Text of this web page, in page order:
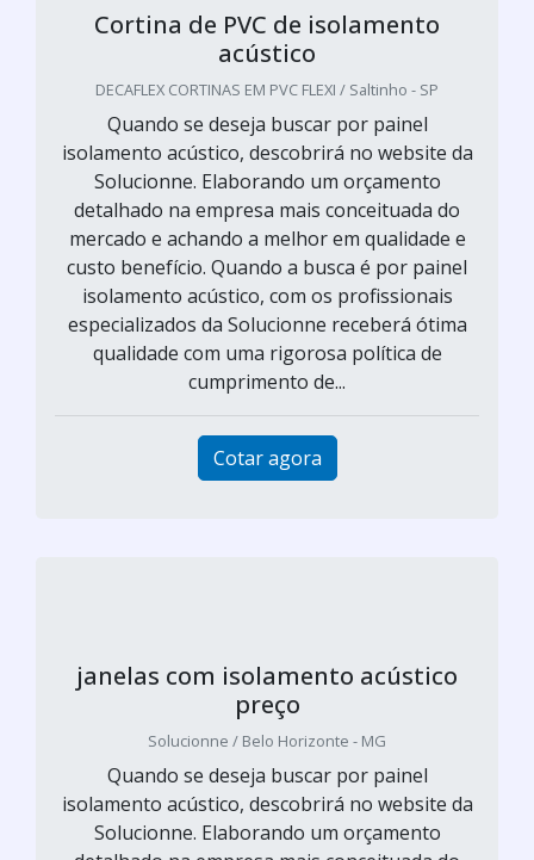
Cortina de PVC de isolamento
acústico
DECAFLEX CORTINAS EM PVC FLEXI / Saltinho - SP
Quando se deseja buscar por painel
isolamento acústico, descobrirá no website da
Solucionne. Elaborando um orçamento
detalhado na empresa mais conceituada do
mercado e achando a melhor em qualidade e
custo benefício. Quando a busca é por painel
isolamento acústico, com os profissionais
especializados da Solucionne receberá ótima
qualidade com uma rigorosa política de
cumprimento de...
Cotar agora
janelas com isolamento acústico
preço
Solucionne / Belo Horizonte - MG
Quando se deseja buscar por painel
isolamento acústico, descobrirá no website da
Solucionne. Elaborando um orçamento